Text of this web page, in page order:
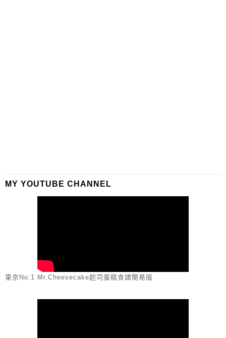
MY YOUTUBE CHANNEL
東京No.1 Mr.Cheesecake起司蛋糕食譜簡易版